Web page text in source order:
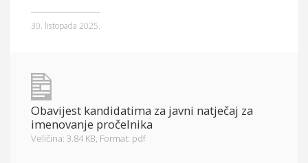
Pristup informacijama
30. listopada 2025.
Obavijest kandidatima za javni natječaj za
imenovanje pročelnika
Veličina: 3.84 KB, Format: pdf